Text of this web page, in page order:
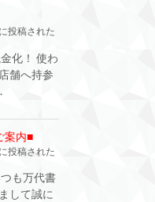
投稿された
化！ 使わ
舗へ持参
案内■
投稿された
も万代書
して誠に